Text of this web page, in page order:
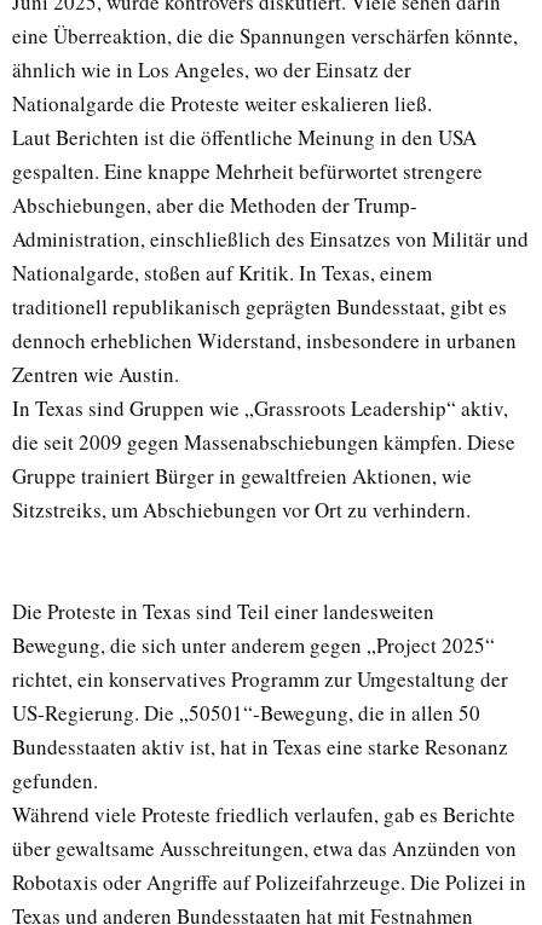
eine Überreaktion, die die Spannungen verschärfen könnte,
ähnlich wie in Los Angeles, wo der Einsatz der
Nationalgarde die Proteste weiter eskalieren ließ.
Laut Berichten ist die öffentliche Meinung in den USA
gespalten. Eine knappe Mehrheit befürwortet strengere
Abschiebungen, aber die Methoden der Trump-
Administration, einschließlich des Einsatzes von Militär und
Nationalgarde, stoßen auf Kritik. In Texas, einem
traditionell republikanisch geprägten Bundesstaat, gibt es
dennoch erheblichen Widerstand, insbesondere in urbanen
Zentren wie Austin.
In Texas sind Gruppen wie „Grassroots Leadership“ aktiv,
die seit 2009 gegen Massenabschiebungen kämpfen. Diese
Gruppe trainiert Bürger in gewaltfreien Aktionen, wie
Sitzstreiks, um Abschiebungen vor Ort zu verhindern.
Die Proteste in Texas sind Teil einer landesweiten
Bewegung, die sich unter anderem gegen „Project 2025“
richtet, ein konservatives Programm zur Umgestaltung der
US-Regierung. Die „50501“-Bewegung, die in allen 50
Bundesstaaten aktiv ist, hat in Texas eine starke Resonanz
gefunden.
Während viele Proteste friedlich verlaufen, gab es Berichte
über gewaltsame Ausschreitungen, etwa das Anzünden von
Robotaxis oder Angriffe auf Polizeifahrzeuge. Die Polizei in
Texas und anderen Bundesstaaten hat mit Festnahmen